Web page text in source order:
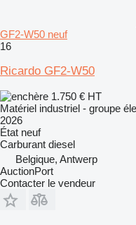
GF2-W50 neuf
16
Ricardo GF2-W50
1.750 € HT
Matériel industriel - groupe
2026
État neuf
Carburant diesel
Belgique, Antwerp
AuctionPort
Contacter le vendeur